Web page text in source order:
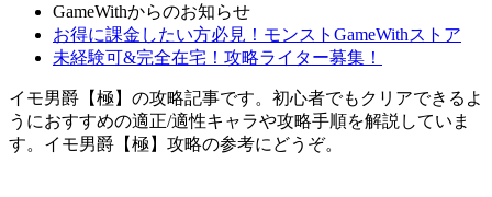
GameWithからのお知らせ
お得に課金したい方必見！モンストGameWithストア
未経験可&完全在宅！攻略ライター募集！
イモ男爵【極】の攻略記事です。初心者でもクリアできるよ
うにおすすめの適正/適性キャラや攻略手順を解説していま
す。イモ男爵【極】攻略の参考にどうぞ。